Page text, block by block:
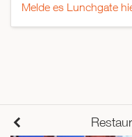
Melde es Lunchgate